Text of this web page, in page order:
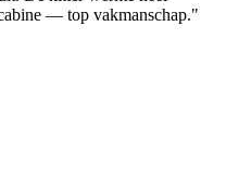
— top vakmanschap."